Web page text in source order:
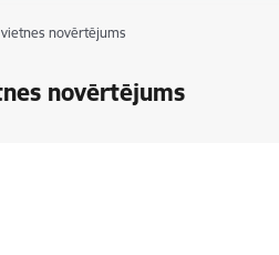
novērtējums
novērtējums